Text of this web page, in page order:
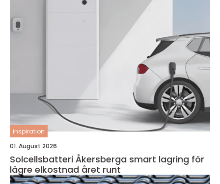
inspiration
01. August 2026
Solcellsbatteri Åkersberga smart lagring för
lägre elkostnad året runt